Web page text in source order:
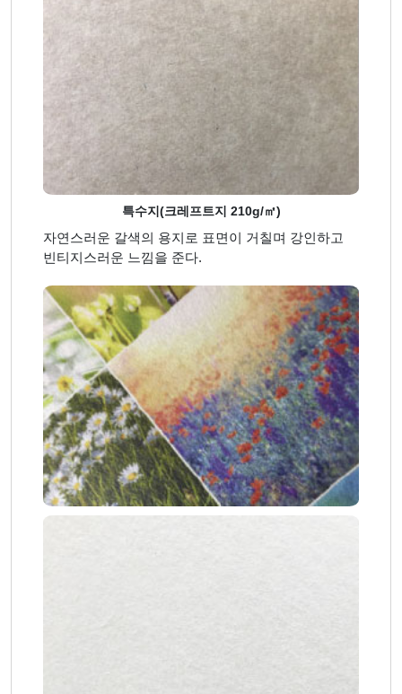
특수지(크레프트지 210g/㎡)
자연스러운 갈색의 용지로 표면이 거칠며 강인하고
빈티지스러운 느낌을 준다.